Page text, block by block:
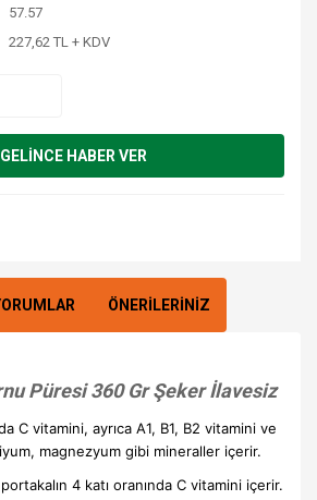
57.57
227,62 TL + KDV
GELİNCE HABER VER
ÖNERİLERİNİZ
Püresi 360 Gr Şeker İlavesiz
C vitamini, ayrıca A1, B1, B2 vitamini ve
magnezyum gibi mineraller içerir.
4 katı oranında C vitamini içerir.